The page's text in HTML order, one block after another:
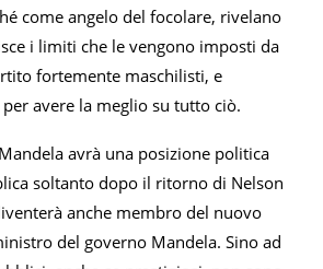
come angelo del focolare, rivelano
i limiti che le vengono imposti da
fortemente maschilisti, e
avere la meglio su tutto ciò.
avrà una posizione politica
soltanto dopo il ritorno di Nelson
anche membro del nuovo
del governo Mandela. Sino ad